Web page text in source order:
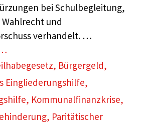
bei Schulbegleitung,
und
verhandelt. …
, Bürgergeld,
Eingliederungshilfe,
, Kommunalfinanzkrise,
, Paritätischer